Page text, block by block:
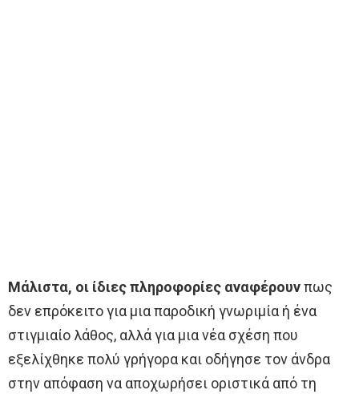
Μάλιστα, οι ίδιες πληροφορίες αναφέρουνπως
δεν επρόκειτο για μια παροδική γνωριμία ή ένα
στιγμιαίο λάθος, αλλά για μια νέα σχέση που
εξελίχθηκε πολύ γρήγορα και οδήγησε τον άνδρα
στην απόφαση να αποχωρήσει οριστικά από τη